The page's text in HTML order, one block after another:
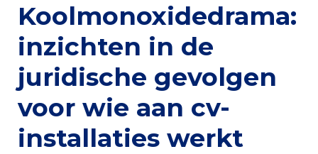
pagina
Koolmonoxidedrama:
inzichten in de
juridische gevolgen
voor wie aan cv-
installaties werkt